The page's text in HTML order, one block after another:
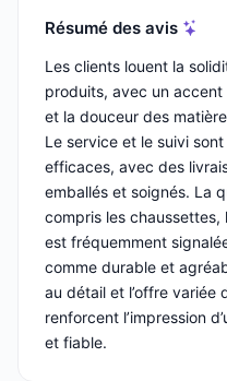
Résumé des avis
Les clients louent la
produits, avec un
et la douceur des
Le service et le suivi
efficaces, avec des
emballés et soignés. La
compris les chaussettes,
est fréquemment
comme durable et
au détail et l’offre variée
renforcent l’impression
et fiable.